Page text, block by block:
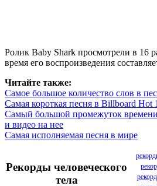
Ролик Baby Shark просмотрели в 16
время его воспроизведения
Читайте также:
Самое большое количество слов в
Самая короткая песня в Billboard Hot
Самый большой промежуток
и видео на нее
Самая исполняемая песня в мире
Рекорды человеческого
тела